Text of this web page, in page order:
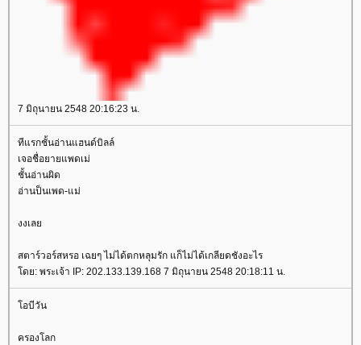
7 มิถุนายน 2548 20:16:23 น.
ทีแรกชั้นอ่านแฮนด์บิลล์
เจอชื่อยายแพดเม่
ชั้นอ่านผิด
อ่านป็นเพด-แม่
งงเล
สตาร์วอร์สหรอ เฉยๆ ไม่ได้ตกหลุมรัก แก็ไม่ได้เกลียดชังอะไร
ดย: พระเจ้า IP: 202.133.139.168 7 มิถุนายน 2548 20:18:11 น.
อบีวัน
ครองโลก